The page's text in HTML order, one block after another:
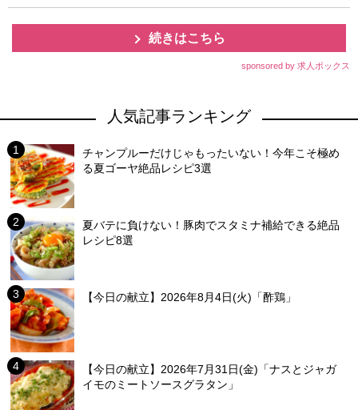
続きはこちら
sponsored by 求人ボックス
人気記事ランキング
チャンプルーだけじゃもったいない！今年こそ極め
る夏ゴーヤ絶品レシピ3選
夏バテに負けない！豚肉でスタミナ補給できる絶品
レシピ8選
【今日の献立】2026年8月4日(火)「酢鶏」
【今日の献立】2026年7月31日(金)「ナスとジャガ
イモのミートソースグラタン」